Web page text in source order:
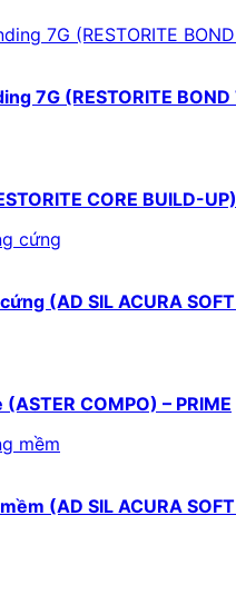
7G (RESTORITE BOND
CORE BUILD-UP)
(AD SIL ACURA
COMPO) – PRIME
(AD SIL ACURA SOFT